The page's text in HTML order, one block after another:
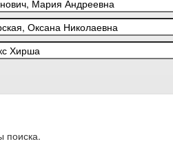
поиска.